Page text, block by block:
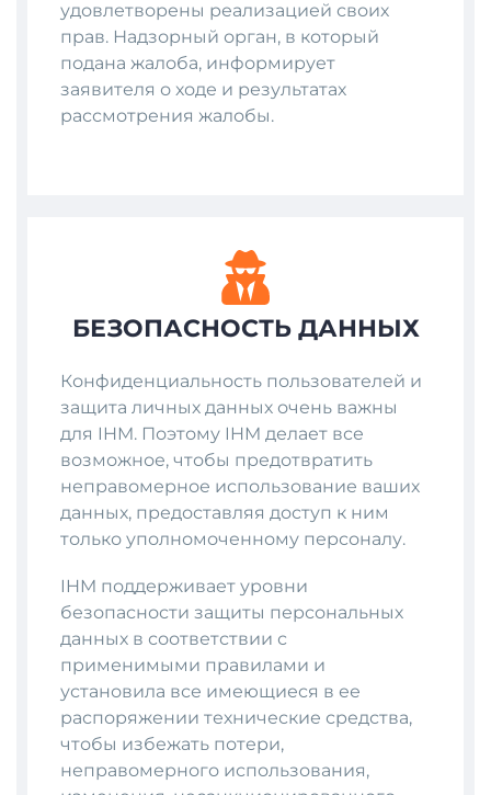
удовлетворены реализацией своих
прав. Надзорный орган, в который
подана жалоба, информирует
заявителя о ходе и результатах
рассмотрения жалобы.
БЕЗОПАСНОСТЬ ДАННЫХ
Конфиденциальность пользователей и
защита личных данных очень важны
для IHM. Поэтому IHM делает все
возможное, чтобы предотвратить
неправомерное использование ваших
данных, предоставляя доступ к ним
только уполномоченному персоналу.
IHM поддерживает уровни
безопасности защиты персональных
данных в соответствии с
применимыми правилами и
установила все имеющиеся в ее
распоряжении технические средства,
чтобы избежать потери,
неправомерного использования,